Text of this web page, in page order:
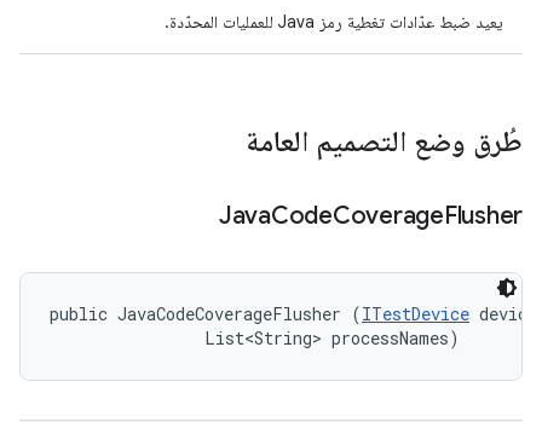
يعيد ضبط عدّادات تغطية رمز Java للعمليات المحدّدة.
طُرق وضع التصميم العامة
JavaCodeCoverageFlusher
public JavaCodeCoverageFlusher (ITestDevice
                List<String> processNames)